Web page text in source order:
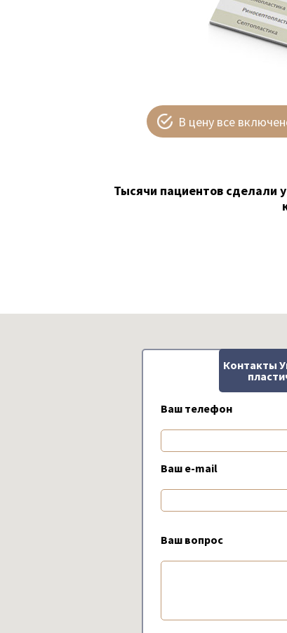
В цену все
Тысячи пациентов сделали
Контакты
Ваш телефон
Ваш e-mail
Ваш вопрос